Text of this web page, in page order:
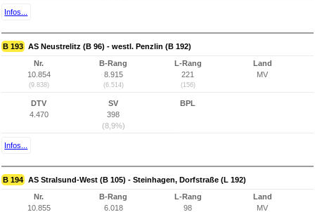
Infos...
B 193 AS Neustrelitz (B 96) - westl. Penzlin (B 192)
Nr.
10.854
(9.838)
B-Rang
8.915
(6.514)
L-Rang
221
(156)
Land
MV
DTV
4.470
SV
398
(8,9%)
BPL
Infos...
B 194 AS Stralsund-West (B 105) - Steinhagen, Dorfstraße (L 192)
Nr.
10.855
B-Rang
6.018
L-Rang
98
Land
MV